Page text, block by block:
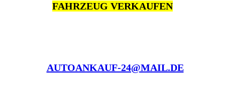
FAHRZEUG VERKAUFEN
AUTOANKAUF-24@MAIL.DE